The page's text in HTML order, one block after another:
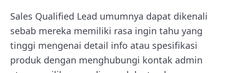
Sales Qualified Lead umumnya dapat dikenali
sebab mereka memiliki rasa ingin tahu yang
tinggi mengenai detail info atau spesifikasi
produk dengan menghubungi kontak admin